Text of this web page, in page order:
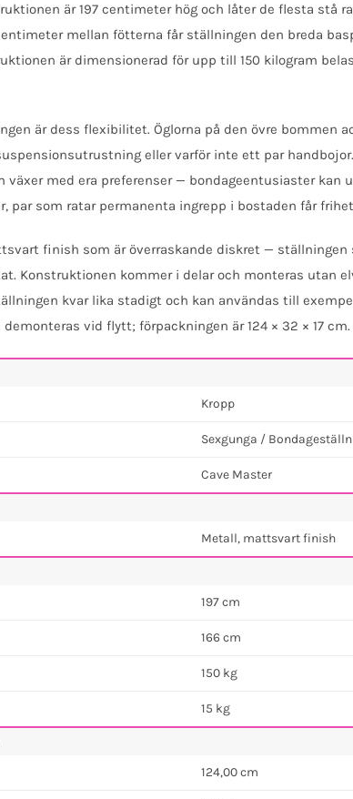
är 197 centimeter hög och låter de flesta stå
mellan fötterna får ställningen den breda
är dimensionerad för upp till 150 kilogram
är dess flexibilitet. Öglorna på den övre bommen
eller varför inte ett par
med era preferenser — bondageentusiaster kan
par som ratar permanenta ingrepp i bostaden får
finish som är överraskande diskret —
Konstruktionen kommer i delar och monteras utan
kvar lika stadigt och kan användas till
vid flytt; förpackningen är 124 × 32 × 17 cm.
Kropp
Sexgunga /
Cave Master
Metall, mattsvart finish
197 cm
166 cm
150 kg
15 kg
124,00 cm